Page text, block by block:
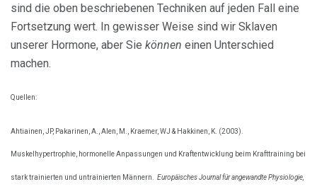
sind die oben beschriebenen Techniken auf jeden Fall eine
Fortsetzung wert. In gewisser Weise sind wir Sklaven
unserer Hormone, aber Sie können einen Unterschied
machen.
Quellen:
Ahtiainen, JP, Pakarinen, A., Alen, M., Kraemer, WJ & Hakkinen, K. (2003).
Muskelhypertrophie, hormonelle Anpassungen und Kraftentwicklung beim Krafttraining bei
stark trainierten und untrainierten Männern. Europäisches Journal für angewandte Physiologie,